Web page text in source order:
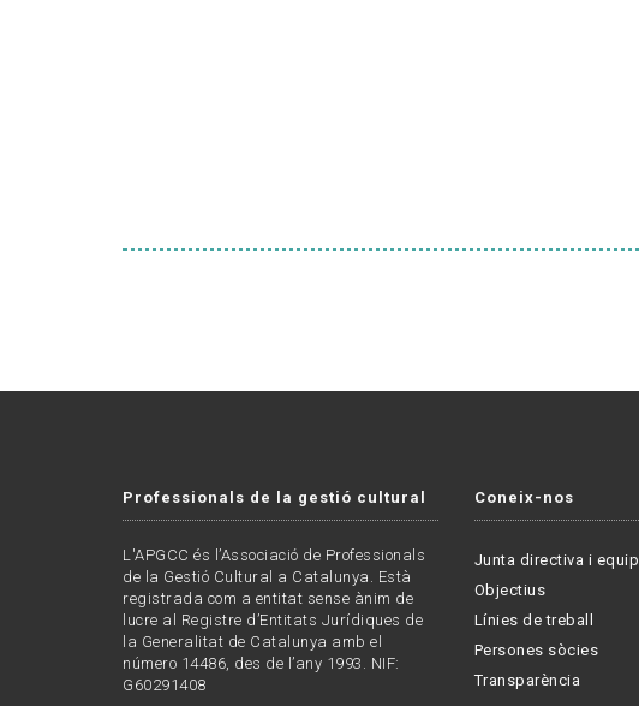
Professionals de la gestió cultural
L'APGCC és l’Associació de Professionals
de la Gestió Cultural a Catalunya. Està
registrada com a entitat sense ànim de
lucre al Registre d’Entitats Jurídiques de
la Generalitat de Catalunya amb el
número 14486, des de l’any 1993. NIF:
G60291408
Coneix-nos
Junta directiva i equip
Objectius
Línies de treball
Persones sòcies
Transparència